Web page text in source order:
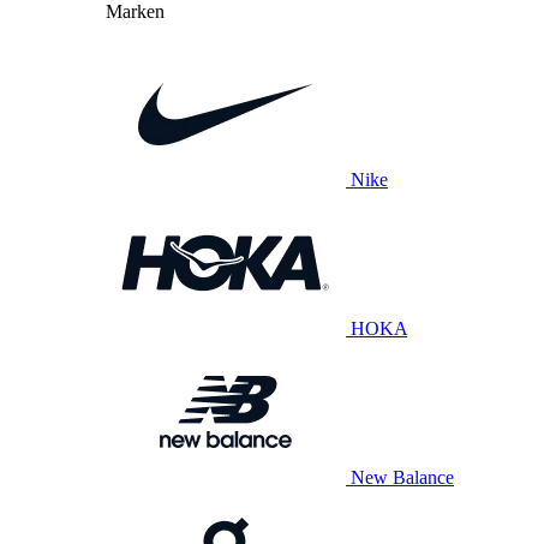
Marken
Nike
HOKA
New Balance